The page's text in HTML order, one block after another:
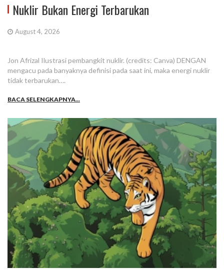
Nuklir Bukan Energi Terbarukan
August 4, 2026
Jon Afrizal Ilustrasi pembangkit nuklir. (credits: Canva) DENGAN
mengacu pada banyaknya definisi pada saat ini, maka energi nuklir
tidak terbarukan….
BACA SELENGKAPNYA...